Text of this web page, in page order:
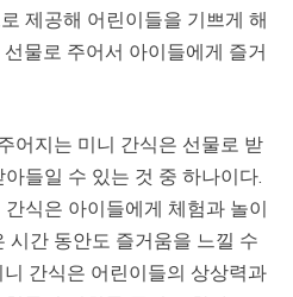
제공해 어린이들을 기쁘게 해
물로 주어서 아이들에게 즐거
어지는 미니 간식은 선물로 받
들일 수 있는 것 중 하나이다.
식은 아이들에게 체험과 놀이
시간 동안도 즐거움을 느낄 수
간식은 어린이들의 상상력과